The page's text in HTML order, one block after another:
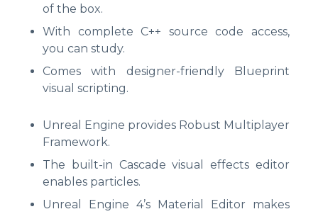
of the box.
With complete C++ source code access,
you can study.
Comes with designer-friendly Blueprint
visual scripting.
Unreal Engine provides Robust Multiplayer
Framework.
The built-in Cascade visual effects editor
enables particles.
Unreal Engine 4’s Material Editor makes